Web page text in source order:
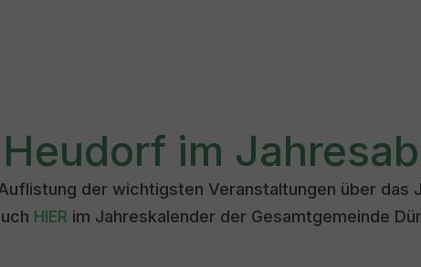
Heudorf im
der wichtigsten Veranstaltungen über das
HIER im Jahreskalender der Gesamtgemeinde